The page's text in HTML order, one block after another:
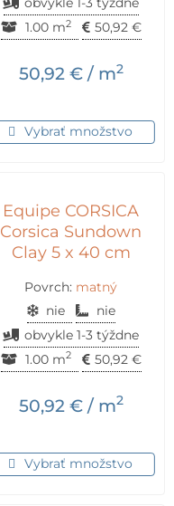
1.00 m2 50,92 €
50,92 €/ m2
Vybrať množstvo
Equipe CORSICA
Corsica Sundown
Clay 5 x 40 cm
Povrch: matný
nie
nie
obvykle 1-3 týždne
1.00 m2 50,92 €
50,92 €/ m2
Vybrať množstvo